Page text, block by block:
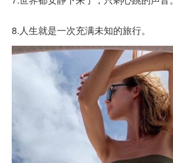
8.人生就是一次充满未知的旅行。